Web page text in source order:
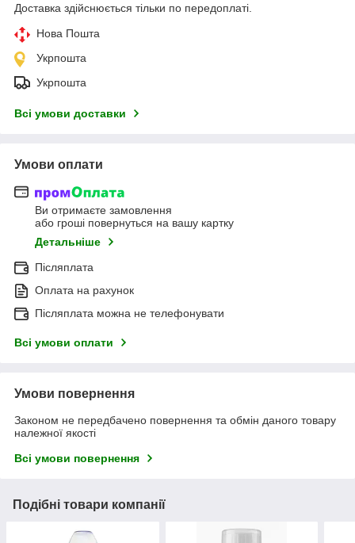
Доставка здійснюється тільки по передоплаті.
Нова Пошта
Укрпошта
Укрпошта
Всі умови доставки
Умови оплати
Ви отримаєте замовлення
або гроші повернуться на вашу картку
Детальніше
Післяплата
Оплата на рахунок
Післяплата можна не телефонувати
Всі умови оплати
Умови повернення
Законом не передбачено повернення та обмін даного товару
належної якості
Всі умови повернення
Подібні товари компанії